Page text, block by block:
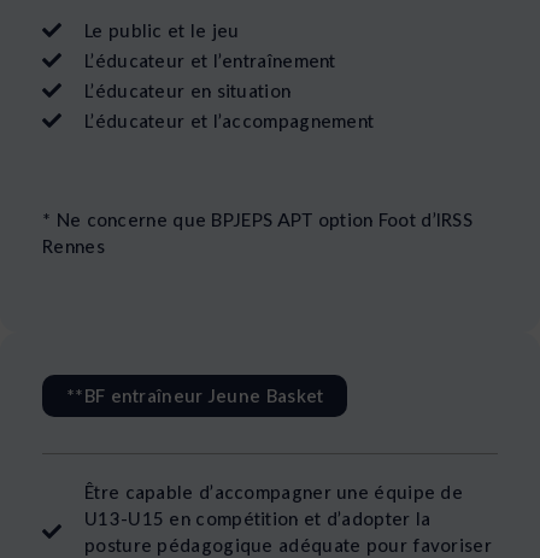
Le public et le jeu
L’éducateur et l’entraînement
L’éducateur en situation
L’éducateur et l’accompagnement
* Ne concerne que BPJEPS APT option Foot d’IRSS
Rennes
**BF entraîneur Jeune Basket
Être capable d’accompagner une équipe de
U13-U15 en compétition et d’adopter la
posture pédagogique adéquate pour favoriser